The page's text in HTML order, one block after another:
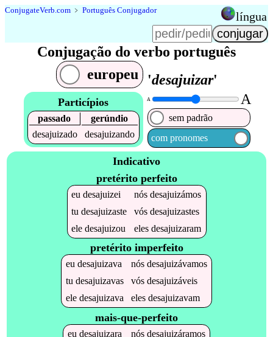
ConjugateVerb.com ﹥ Português Conjugador língua
Conjugação do verbo português
europeu
'desajuizar'
Particípios
passado
gerúndio
desajuizado
desajuizando
A A
sem padrão
com pronomes
Indicativo
pretérito perfeito
eudesajuizei nósdesajuizámos
tudesajuizaste vósdesajuizastes
eledesajuizou elesdesajuizaram
pretérito imperfeito
eu desajuizava nós desajuizávamos
tu desajuizavas vós desajuizáveis
ele desajuizava eles desajuizavam
mais-que-perfeito
eu desajuizara nós desajuizáramos